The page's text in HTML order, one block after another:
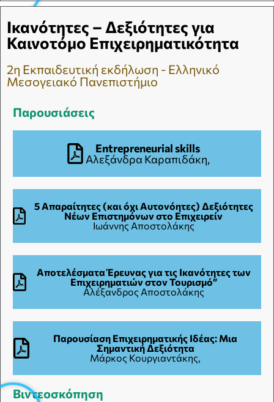
Ικανότητες – Δεξιότητες για
Καινοτόμο Επιχειρηματικότητα
2η Εκπαιδευτική εκδήλωση - Ελληνικό
Μεσογειακό Πανεπιστήμιο
Παρουσιάσεις
Entrepreneurial skills
Αλεξάνδρα Καραπιδάκη,
5 Απαραίτητες (και όχι Αυτονόητες) Δεξιότητες
Νέων Επιστημόνων στο Επιχειρείν
Ιωάννης Αποστολάκης
Αποτελέσματα Έρευνας για τις Ικανότητες των
Επιχειρηματιών στον Τουρισμό”
Αλέξανδρος Αποστολάκης
Παρουσίαση Επιχειρηματικής Ιδέας: Μια
Σημαντική Δεξιότητα
Μάρκος Κουργιαντάκης,
Βιντεοσκόπηση